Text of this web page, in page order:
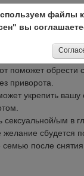
подход,
поможет обрести
приворота.
укрепить вашу
ым в
сбудется
после снятия
файлы
вы